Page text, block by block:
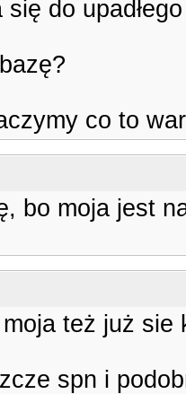
do upadłego
co to
bo moja jest
też już
spn i